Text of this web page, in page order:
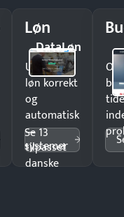
Løn
DataLøn
Udbetal
løn korrekt
og
automatisk
—
tilpasset
danske
Se 13
systemer